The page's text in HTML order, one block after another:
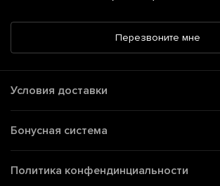
Перезвоните мне
Условия доставки
Бонусная система
Политика конфендинциальности